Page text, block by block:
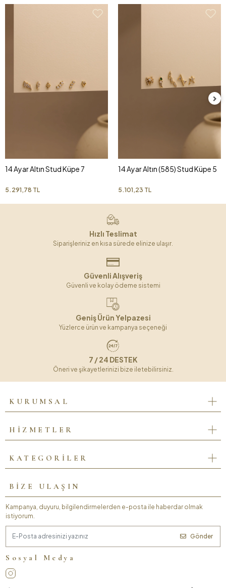
14 Ayar Altın Stud Küpe 7
5.291,78 TL
14 Ayar Altın (585) Stud Küpe 5
5.101,23 TL
Hızlı Teslimat
Siparişleriniz en kısa sürede elinize ulaşır.
Güvenli Alışveriş
Güvenli ve kolay ödeme sistemi
Geniş Ürün Yelpazesi
Yüzlerce ürün ve kampanya seçeneği
7 / 24 DESTEK
Öneri ve şikayetlerinizi bize iletebilirsiniz.
KURUMSAL
HİZMETLER
KATEGORİLER
BİZE ULAŞIN
Kampanya, duyuru, bilgilendirmelerden e-posta ile haberdar olmak
istiyorum.
Gönder
Sosyal Medya